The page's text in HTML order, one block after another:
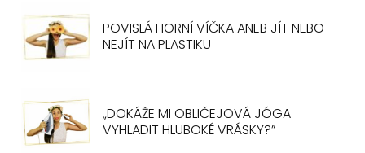
POVISLÁ HORNÍ VÍČKA ANEB JÍT NEBO
NEJÍT NA PLASTIKU
„DOKÁŽE MI OBLIČEJOVÁ JÓGA
VYHLADIT HLUBOKÉ VRÁSKY?”